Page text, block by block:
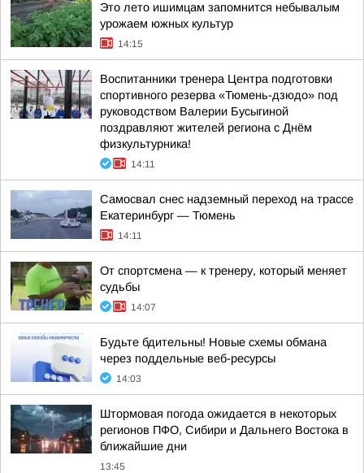
Это лето ишимцам запомнится небывалым
урожаем южных культур
14:15
Воспитанники тренера Центра подготовки
спортивного резерва «Тюмень-дзюдо» под
руководством Валерии Бусыгиной
поздравляют жителей региона с Днём
физкультурника!
14:11
Самосвал снес надземный переход на трассе
Екатеринбург — Тюмень
14:11
От спортсмена — к тренеру, который меняет
судьбы
14:07
Будьте бдительны! Новые схемы обмана
через поддельные веб-ресурсы
14:03
Штормовая погода ожидается в некоторых
регионов ПФО, Сибири и Дальнего Востока в
ближайшие дни
13:45